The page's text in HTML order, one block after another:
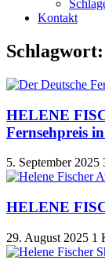
Kontakt
HELENE
Fernsehpreis
5. September 2025
HELENE
29. August 2025 1